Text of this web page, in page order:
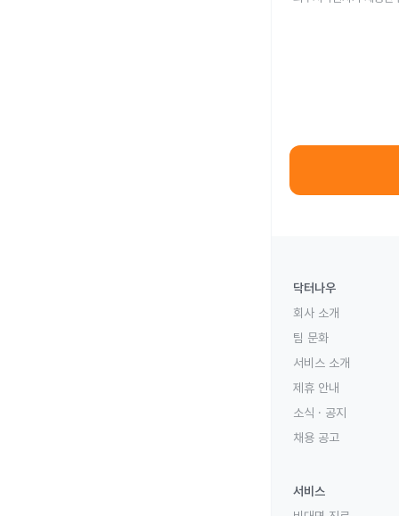
닥터나우
회사 소개
팀 문화
서비스 소개
제휴 안내
소식 · 공지
채용 공고
서비스